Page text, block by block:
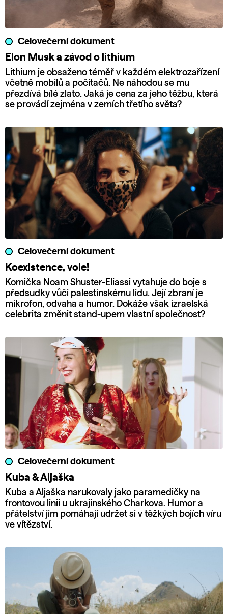
Celovečerní dokument
Elon Musk a závod o lithium
Lithium je obsaženo téměř v každém elektrozařízení
včetně mobilů a počítačů. Ne náhodou se mu
přezdívá bílé zlato. Jaká je cena za jeho těžbu, která
se provádí zejména v zemích třetího světa?
Celovečerní dokument
Koexistence, vole!
Komička Noam Shuster-Eliassi vytahuje do boje s
předsudky vůči palestinskému lidu. Její zbraní je
mikrofon, odvaha a humor. Dokáže však izraelská
celebrita změnit stand-upem vlastní společnost?
Celovečerní dokument
Kuba & Aljaška
Kuba a Aljaška narukovaly jako paramedičky na
frontovou linii u ukrajinského Charkova. Humor a
přátelství jim pomáhají udržet si v těžkých bojích víru
ve vítězství.